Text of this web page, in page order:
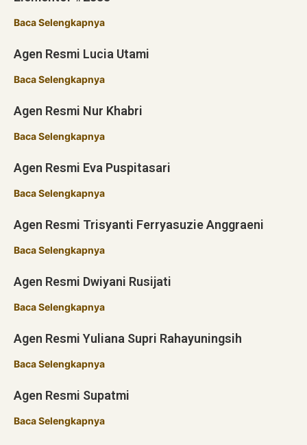
Baca Selengkapnya
Agen Resmi Lucia Utami
Baca Selengkapnya
Agen Resmi Nur Khabri
Baca Selengkapnya
Agen Resmi Eva Puspitasari
Baca Selengkapnya
Agen Resmi Trisyanti Ferryasuzie Anggraeni
Baca Selengkapnya
Agen Resmi Dwiyani Rusijati
Baca Selengkapnya
Agen Resmi Yuliana Supri Rahayuningsih
Baca Selengkapnya
Agen Resmi Supatmi
Baca Selengkapnya